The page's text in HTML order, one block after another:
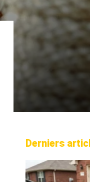
Derniers